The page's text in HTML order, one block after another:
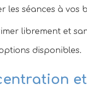
les séances à vos
librement et
disponibles.
et